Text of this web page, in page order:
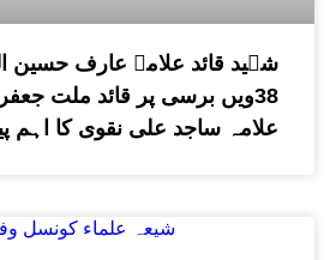
شہید قائد علامہ عارف حسین
38ویں برسی پر قائد ملت
علامہ ساجد علی نقوی کا اہم